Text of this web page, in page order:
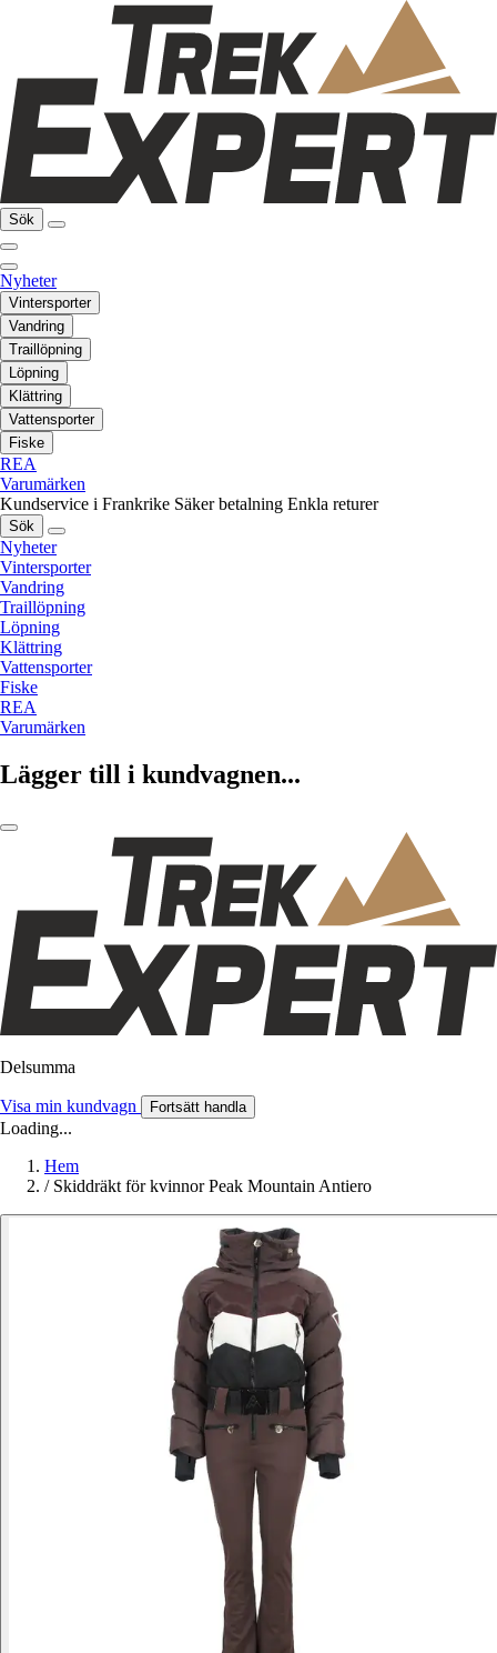
Sök
Nyheter
Vintersporter
Vandring
Traillöpning
Löpning
Klättring
Vattensporter
Fiske
REA
Varumärken
Kundservice i Frankrike Säker betalning Enkla returer
Sök
Nyheter
Vintersporter
Vandring
Traillöpning
Löpning
Klättring
Vattensporter
Fiske
REA
Varumärken
Lägger till i kundvagnen...
Delsumma
Visa min kundvagn Fortsätt handla
Loading...
Hem
/ Skiddräkt för kvinnor Peak Mountain Antiero